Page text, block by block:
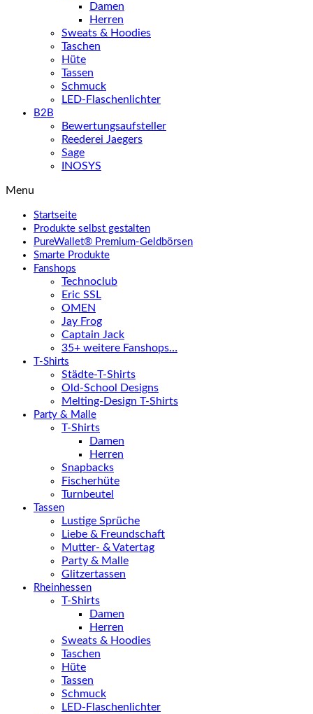
Damen
Herren
Sweats & Hoodies
Taschen
Hüte
Tassen
Schmuck
LED-Flaschenlichter
B2B
Bewertungsaufsteller
Reederei Jaegers
Sage
INOSYS
Menu
Startseite
Produkte selbst gestalten
PureWallet® Premium-Geldbörsen
Smarte Produkte
Fanshops
Technoclub
Eric SSL
OMEN
Jay Frog
Captain Jack
35+ weitere Fanshops…
T-Shirts
Städte-T-Shirts
Old-School Designs
Melting-Design T-Shirts
Party & Malle
T-Shirts
Damen
Herren
Snapbacks
Fischerhüte
Turnbeutel
Tassen
Lustige Sprüche
Liebe & Freundschaft
Mutter- & Vatertag
Party & Malle
Glitzertassen
Rheinhessen
T-Shirts
Damen
Herren
Sweats & Hoodies
Taschen
Hüte
Tassen
Schmuck
LED-Flaschenlichter